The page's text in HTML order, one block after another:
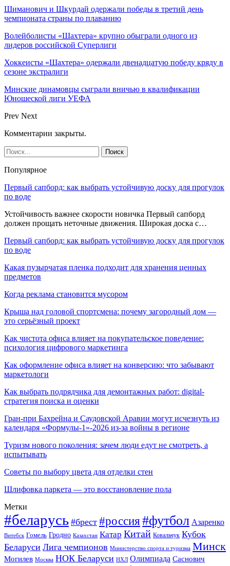
Шиманович и Шкурдай одержали победы в третий день
чемпионата страны по плаванию
Волейболисты «Шахтера» крупно обыграли одного из
лидеров российской Суперлиги
Хоккеисты «Шахтера» одержали двенадцатую победу кряду в
сезоне экстралиги
Минские динамовцы сыграли вничью в квалификации
Юношеской лиги УЕФА
Prev Next
Комментарии закрыты.
Популярное
Первый сапборд: как выбрать устойчивую доску для прогулок
по воде
Устойчивость важнее скорости новичка Первый сапборд
должен прощать неточные движения. Широкая доска с…
Первый сапборд: как выбрать устойчивую доску для прогулок
по воде
Какая пузырчатая пленка подходит для хранения ценных
предметов
Когда реклама становится мусором
Крыша над головой спортсмена: почему загородный дом —
это серьёзный проект
Как чистота офиса влияет на покупательское поведение:
психология цифрового маркетинга
Как оформление офиса влияет на конверсию: что забывают
маркетологи
Как выбрать подрядчика для демонтажных работ: digital-
стратегия поиска и оценки
Гран-при Бахрейна и Саудовской Аравии могут исчезнуть из
календаря «Формулы-1»-2026 из-за войны в регионе
Туризм нового поколения: зачем люди едут не смотреть, а
испытывать
Советы по выбору цвета для отделки стен
Шлифовка паркета — это восстановление пола
Метки
#беларусь #брест #россия#футбол Азаренко
Витебск Гомель Гродно Казахстан Катар Китай Ковальчук Кубок
Беларуси Лига чемпионов Министерство спорта и туризма Минск
Могилев Москва НОК Беларуси НХЛ Олимпиада Саснович